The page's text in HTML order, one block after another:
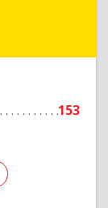
153
Подробнее